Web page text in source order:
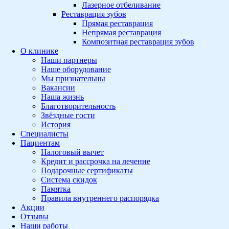
Лазерное отбеливание
Реставрация зубов
Прямая реставрация
Непрямая реставрация
Композитная реставрация зубов
О клинике
Наши партнеры
Наше оборудование
Мы признательны
Вакансии
Наша жизнь
Благотворительность
Звёздные гости
История
Специалисты
Пациентам
Налоговый вычет
Кредит и рассрочка на лечение
Подарочные сертификаты
Система скидок
Памятка
Правила внутреннего распорядка
Акции
Отзывы
Наши работы